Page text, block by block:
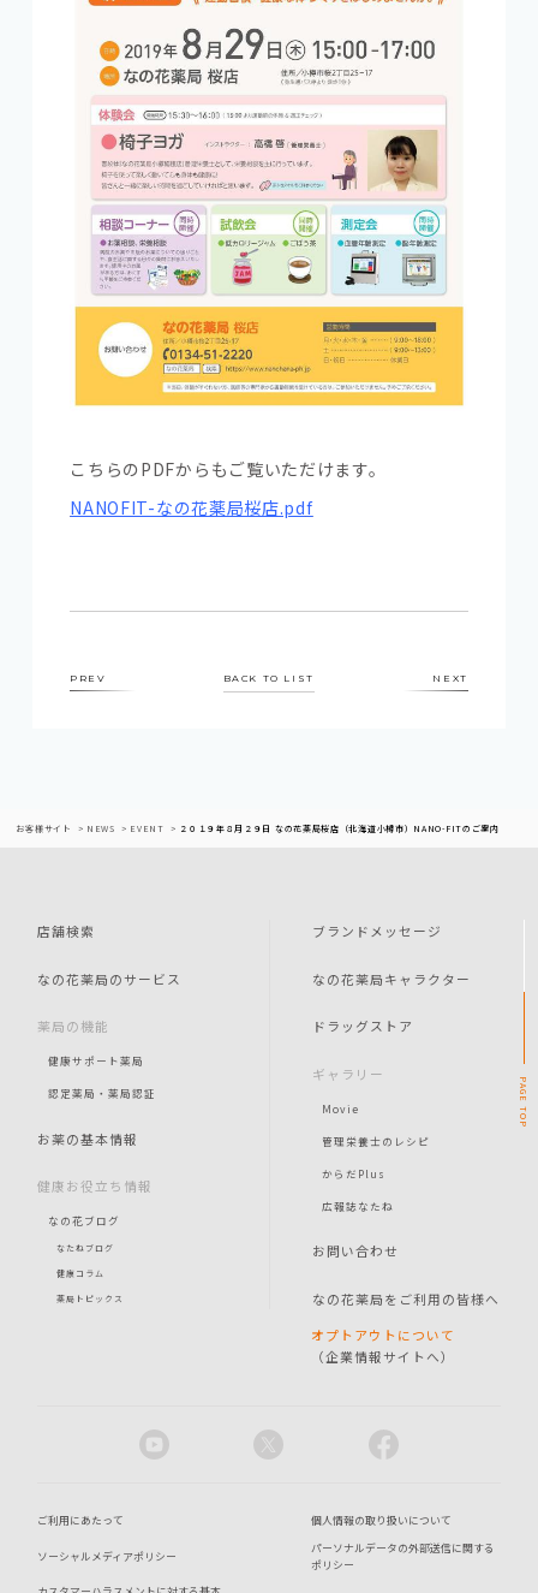
こちらのPDFからもご覧いただけます。
NANOFIT-なの花薬局桜店.pdf
PREV BACK TO LIST NEXT
お客様サイト NEWS EVENT ２０１９年８月２９日 なの花薬局桜店（北海道小樽市）NANO-FITのご案内
店舗検索
なの花薬局のサービス
薬局の機能
健康サポート薬局
認定薬局・薬局認証
お薬の基本情報
健康お役立ち情報
なの花ブログ
なたねブログ
健康コラム
薬局トピックス
ブランドメッセージ
なの花薬局キャラクター
ドラッグストア
ギャラリー
Movie
管理栄養士のレシピ
からだPlus
広報誌なたね
お問い合わせ
なの花薬局をご利用の皆様へ
オプトアウトについて
（企業情報サイトへ）
ご利用にあたって 個人情報の取り扱いについて
ソーシャルメディアポリシー
パーソナルデータの外部送信に関する
ポリシー
PAGE
TOP